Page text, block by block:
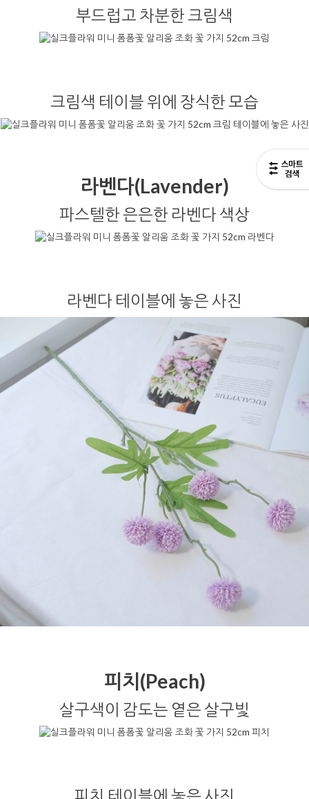
부드럽고 차분한 크림색
크림색 테이블 위에 장식한 모습
라벤다(Lavender)
파스텔한 은은한 라벤다 색상
라벤다 테이블에 놓은 사진
피치(Peach)
살구색이 감도는 옅은 살구빛